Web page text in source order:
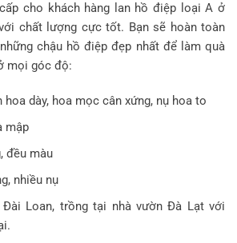
cho khách hàng lan hồ điệp loại A ở
chất lượng cực tốt. Bạn sẽ hoàn toàn
chậu hồ điệp đẹp nhất để làm quà
mọi góc độ:
hoa dày, hoa mọc cân xứng, nụ hoa to
mập
đều màu
nhiều nụ
Loan, trồng tại nhà vườn Đà Lạt với